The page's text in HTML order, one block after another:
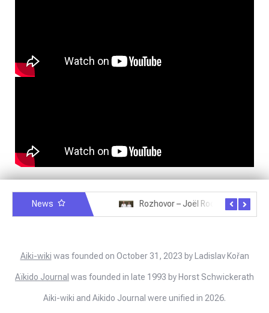
News Rozhovor – Joël Roche – 12.4.2025 – Praha, Karlín
Aiki-wiki was founded on October 31, 2023 by Ladislav Kořan
Aïkido Journal was founded in late 1993 by Horst Schwickerath
Aiki-wiki and Aikido Journal were unified in 2026.